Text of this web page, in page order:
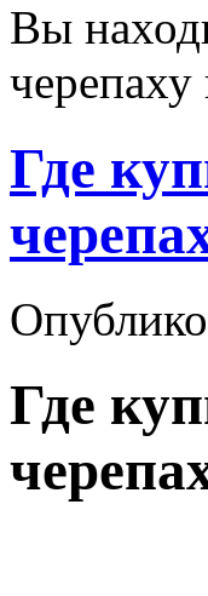
Вы
черепаху
Где
Где